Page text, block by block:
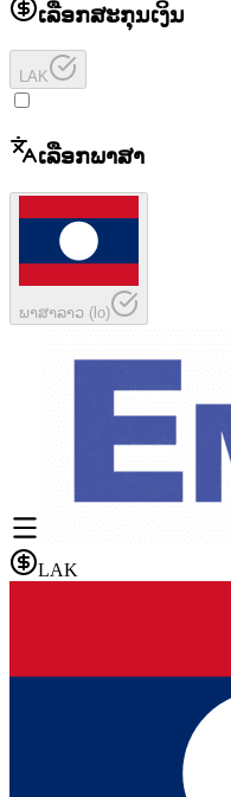
ເລືອກສະກຸນເງິນ
LAK
ເລືອກພາສາ
ພາສາລາວ (lo)
LAK